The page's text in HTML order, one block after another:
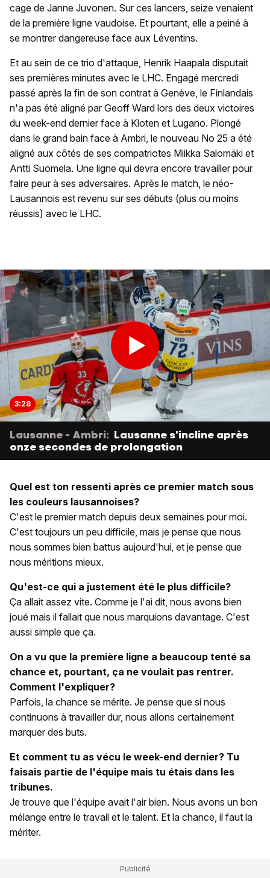
cage de Janne Juvonen. Sur ces lancers, seize venaient
de la première ligne vaudoise. Et pourtant, elle a peiné à
se montrer dangereuse face aux Léventins.
Et au sein de ce trio d'attaque, Henrik Haapala disputait
ses premières minutes avec le LHC. Engagé mercredi
passé après la fin de son contrat à Genève, le Finlandais
n'a pas été aligné par Geoff Ward lors des deux victoires
du week-end dernier face à Kloten et Lugano. Plongé
dans le grand bain face à Ambri, le nouveau No 25 a été
aligné aux côtés de ses compatriotes Miikka Salomäki et
Antti Suomela. Une ligne qui devra encore travailler pour
faire peur à ses adversaires. Après le match, le néo-
Lausannois est revenu sur ses débuts (plus ou moins
réussis) avec le LHC.
3:28
Lausanne - Ambri: Lausanne s'incline après
onze secondes de prolongation
Quel est ton ressenti après ce premier match sous
les couleurs lausannoises?
C'est le premier match depuis deux semaines pour moi.
C'est toujours un peu difficile, mais je pense que nous
nous sommes bien battus aujourd'hui, et je pense que
nous méritions mieux.
Qu'est-ce qui a justement été le plus difficile?
Ça allait assez vite. Comme je l'ai dit, nous avons bien
joué mais il fallait que nous marquions davantage. C'est
aussi simple que ça.
On a vu que la première ligne a beaucoup tenté sa
chance et, pourtant, ça ne voulait pas rentrer.
Comment l'expliquer?
Parfois, la chance se mérite. Je pense que si nous
continuons à travailler dur, nous allons certainement
marquer des buts.
Et comment tu as vécu le week-end dernier? Tu
faisais partie de l'équipe mais tu étais dans les
tribunes.
Je trouve que l'équipe avait l'air bien. Nous avons un bon
mélange entre le travail et le talent. Et la chance, il faut la
mériter.